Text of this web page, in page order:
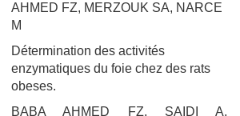
AHMED FZ, MERZOUK SA, NARCE
M
Détermination des activités
enzymatiques du foie chez des rats
obeses.
BABA AHMED FZ, SAIDI A,